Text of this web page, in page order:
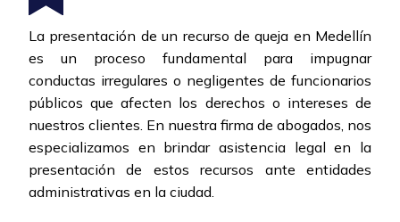
La presentación de un recurso de queja en Medellín
es un proceso fundamental para impugnar
conductas irregulares o negligentes de funcionarios
públicos que afecten los derechos o intereses de
nuestros clientes. En nuestra firma de abogados, nos
especializamos en brindar asistencia legal en la
presentación de estos recursos ante entidades
administrativas en la ciudad.